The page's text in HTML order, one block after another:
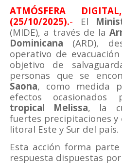
ATMÓSFERA
(25/10/2025).- El
(MIDE), a través de la
Dominicana (ARD),
operativo de
objetivo de
personas que se
Saona, como medida
efectos
tropical Melissa, la
fuertes precipitaciones y
litoral Este y Sur del país.
Esta acción forma
respuesta dispuestas